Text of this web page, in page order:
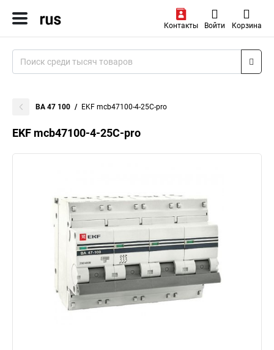
Контакты Войти Корзина
ВА 47 100 EKF mcb47100-4-25C-pro
EKF mcb47100-4-25C-pro